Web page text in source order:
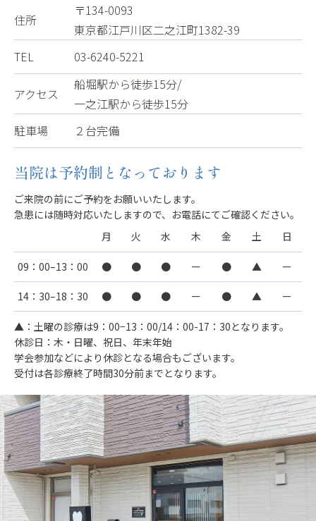
住所
〒134-0093
東京都江戸川区二之江町1382-39
TEL
03-6240-5221
アクセス
船堀駅から徒歩15分/
一之江駅から徒歩15分
駐車場
２台完備
当院は予約制となっております
ご来院の前にご予約をお願いいたします。
急患には随時対応いたしますので、お電話にてご確認ください。
月
火 水 木 金 土 日
09：00–13：00 ● ● ● ー ● ▲ ー
14：30–18：30 ● ● ● ー ● ▲ ー
▲：土曜の診療は9：00−13：00/14：00-17：30となります。
休診日：木・日曜、祝日、年末年始
学会参加などにより休診となる場合もございます。
受付は各診療終了時間30分前までとなります。